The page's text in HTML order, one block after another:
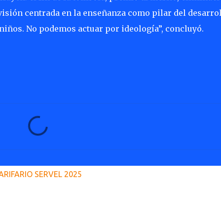
centrada en la enseñanza como pilar del
No podemos actuar por ideología”, concluyó.
SERVEL 2025